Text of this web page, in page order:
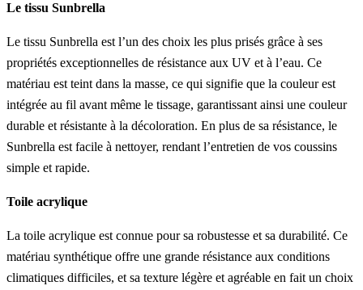
Le tissu Sunbrella
Le tissu Sunbrella est l’un des choix les plus prisés grâce à ses
propriétés exceptionnelles de résistance aux UV et à l’eau. Ce
matériau est teint dans la masse, ce qui signifie que la couleur est
intégrée au fil avant même le tissage, garantissant ainsi une couleur
durable et résistante à la décoloration. En plus de sa résistance, le
Sunbrella est facile à nettoyer, rendant l’entretien de vos coussins
simple et rapide.
Toile acrylique
La toile acrylique est connue pour sa robustesse et sa durabilité. Ce
matériau synthétique offre une grande résistance aux conditions
climatiques difficiles, et sa texture légère et agréable en fait un choix